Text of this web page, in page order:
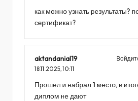
как можно узнать результаты?
сертификат?
aktandanial19
18.11.2025, 10:11
Прошел и набрал 1 место, в
диплом не дают